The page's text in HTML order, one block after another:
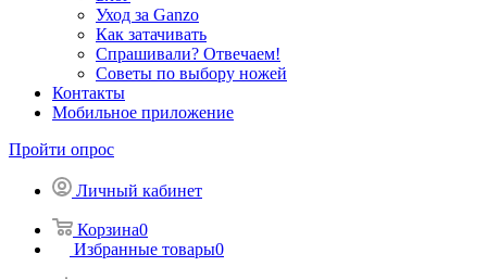
Уход за Ganzo
Как затачивать
Спрашивали? Отвечаем!
Советы по выбору ножей
Контакты
Мобильное приложение
Пройти опрос
Личный кабинет
Корзина0
Избранные товары0